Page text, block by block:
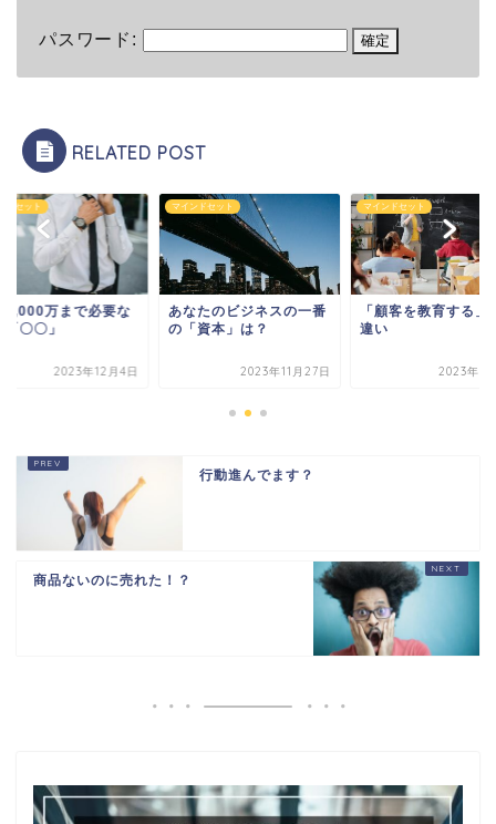
パスワード:
RELATED POST
ドセット
1,000万まで必要な
〇〇」
2023年12月4日
マインドセット
あなたのビジネスの一番
の「資本」は？
2023年11月27日
マインドセット
「顧客を教育する」
違い
2023年9
行動進んでます？
商品ないのに売れた！？